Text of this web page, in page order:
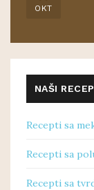
OKT
NAŠI
Recepti sa
Recepti sa
Recepti sa